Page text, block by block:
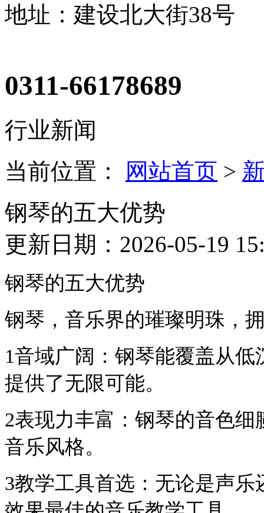
地址：建设北大街38号
0311-66178689
行业新闻
当前位置：
网站首页 >
钢琴的五大优势
更新日期：2026-05-19
钢琴的五大优势
钢琴，音乐界的璀璨明珠，
1️音域广阔：钢琴能覆盖从
提供了无限可能。
2️表现力丰富：钢琴的音色
音乐风格。
3️教学工具首选：无论是声